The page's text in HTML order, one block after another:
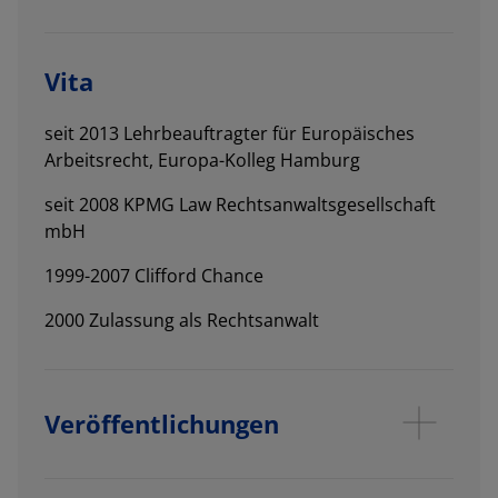
Vita
seit 2013 Lehrbeauftragter für Europäisches
Arbeitsrecht, Europa-Kolleg Hamburg
seit 2008 KPMG Law Rechtsanwaltsgesellschaft
mbH
1999-2007 Clifford Chance
2000 Zulassung als Rechtsanwalt
Veröffentlichungen